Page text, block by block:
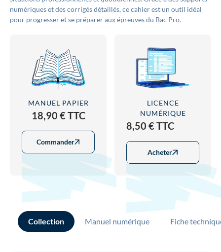
numériques et des corrigés détaillés, ce cahier est un outil idéal
pour progresser et se préparer aux épreuves du Bac Pro.
MANUEL PAPIER
18,90 € TTC
Commander
LICENCE
NUMÉRIQUE
8,50 € TTC
Acheter
Collection Manuel numérique Fiche